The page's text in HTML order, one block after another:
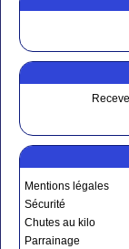
Mentions légales
Sécurité
Chutes au kilo
Parrainage
Tres doux
Evelyne V.
le 15/
Ma fille en est
mieux (a mon goût ,